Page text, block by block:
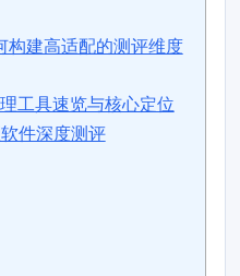
构建高适配的测评维度
工具速览与核心定位
件深度测评